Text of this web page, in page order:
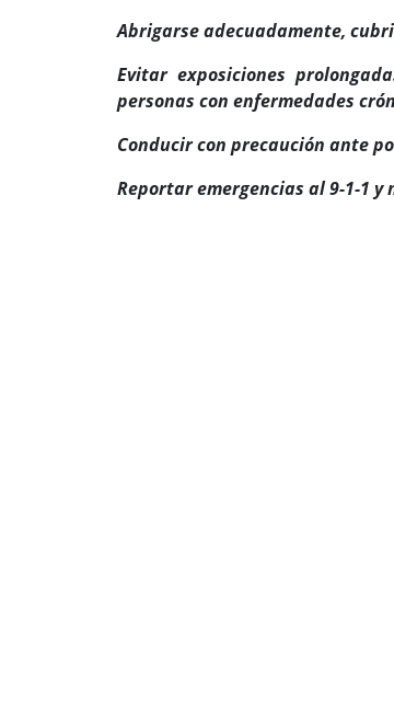
Abrigarse adecuadamente,
Evitar exposiciones
personas con enfermedades
Conducir con precaución ante
Reportar emergencias al 9-1-1